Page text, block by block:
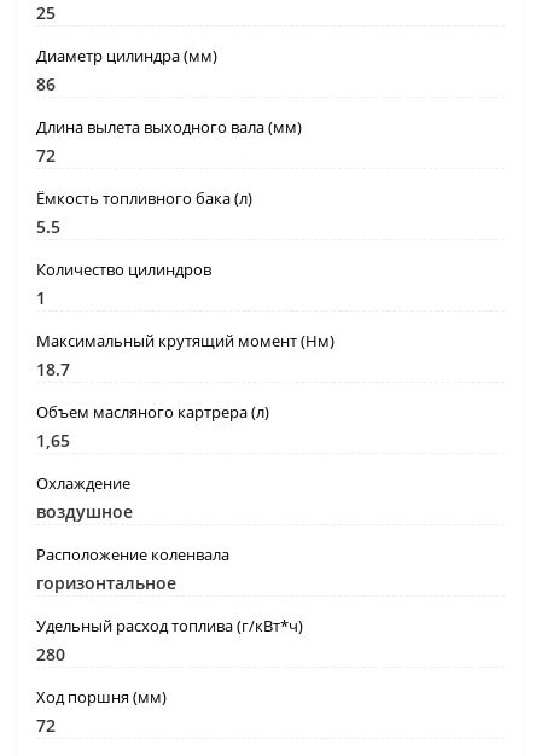
25
Диаметр цилиндра (мм)
86
Длина вылета выходного вала (мм)
72
Ёмкость топливного бака (л)
5.5
Количество цилиндров
1
Максимальный крутящий момент (Нм)
18.7
Объем масляного картрера (л)
1,65
Охлаждение
воздушное
Расположение коленвала
горизонтальное
Удельный расход топлива (г/кВт*ч)
280
Ход поршня (мм)
72